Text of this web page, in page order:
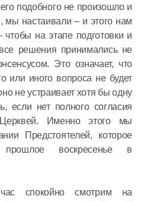
подобного не произошло и
мы настаивали – и этого нам
чтобы на этапе подготовки и
решения принимались не
Это означает, что
или иного вопроса не будет
не устраивает хотя бы одну
если нет полного согласия
Именно этого мы
Предстоятелей, которое
воскресенье в
спокойно смотрим на